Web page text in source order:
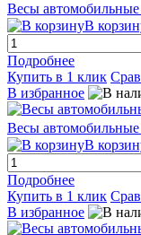
Весы
В
Подробнее
Купить в 1 клик
В избранное
Весы
В
Подробнее
Купить в 1 клик
В избранное